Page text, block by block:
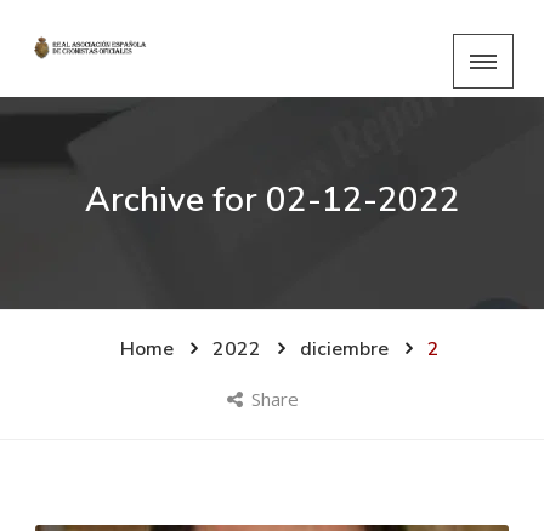
Archive for 02-12-2022
Home 2022 diciembre 2
Share